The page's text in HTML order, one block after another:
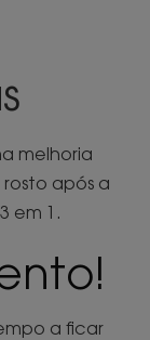
melhoria
após a
em 1.
a ficar